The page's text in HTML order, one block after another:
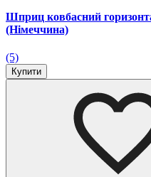
Шприц ковбасний
(Німеччина)
(5)
Купити